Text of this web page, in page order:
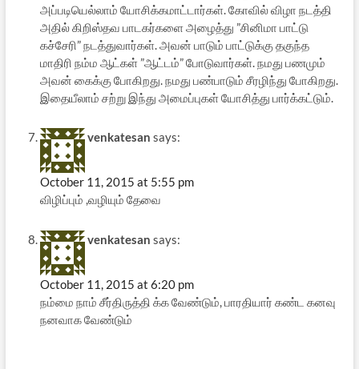
அப்படியெல்லாம் யோசிக்கமாட்டார்கள். கோவில் விழா நடத்தி
அதில் கிறிஸ்தவ பாடகர்களை அழைத்து ”சினிமா பாட்டு
கச்சேரி” நடத்துவார்கள். அவன் பாடும் பாட்டுக்கு தகுந்த
மாதிரி நம்ம ஆட்கள் ”ஆட்டம்” போடுவார்கள். நமது பணமும்
அவன் கைக்கு போகிறது. நமது பண்பாடும் சீரழிந்து போகிறது.
இதையீலாம் சற்று இந்து அமைப்புகள் யோசித்து பார்க்கட்டும்.
venkatesan says:
October 11, 2015 at 5:55 pm
விழிப்பும் ,வழியும் தேவை
venkatesan says:
October 11, 2015 at 6:20 pm
நம்மை நாம் சீர்திருத்தி க்க வேண்டும், பாரதியார் கண்ட கனவு
நனவாக வேண்டும்